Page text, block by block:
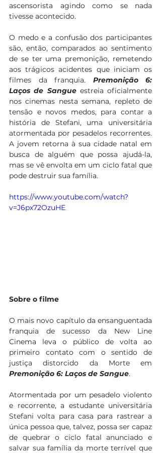
ascensorista agindo como se nada
tivesse acontecido.
O medo e a confusão dos participantes
são, então, comparados ao sentimento
de se ter uma premonição, remetendo
aos trágicos acidentes que iniciam os
filmes da franquia. Premonição 6:
Laços de Sangue estreia oficialmente
nos cinemas nesta semana, repleto de
tensão e novos medos, para contar a
história de Stefani, uma universitária
atormentada por pesadelos recorrentes.
A jovem retorna à sua cidade natal em
busca de alguém que possa ajudá-la,
mas se vê envolta em um ciclo fatal que
pode destruir sua família.
https://www.youtube.com/watch?
v=J6px72OzuHE
Sobre o filme
O mais novo capítulo da ensanguentada
franquia de sucesso da New Line
Cinema leva o público de volta ao
primeiro contato com o sentido de
Premonição 6: Laços de Sangue.
Atormentada por um pesadelo violento
e recorrente, a estudante universitária
Stefani volta para casa para rastrear a
única pessoa que, talvez, possa ser capaz
de quebrar o ciclo fatal anunciado e
salvar sua família da morte terrível que